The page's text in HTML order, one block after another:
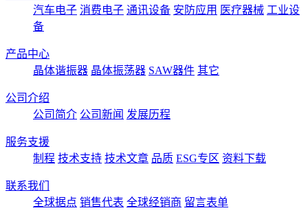
汽车电子 消费电子 通讯设备 安防应用 医疗器械 工业设
备
产品中心
晶体谐振器 晶体振荡器 SAW器件 其它
公司介绍
公司简介 公司新闻 发展历程
服务支援
制程 技术支持 技术文章 品质 ESG专区 资料下载
联系我们
全球据点 销售代表 全球经销商 留言表单